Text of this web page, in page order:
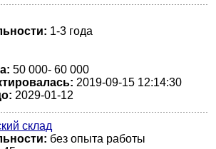
1-3 года
50 000- 60 000
2019-09-15 12:14:30
2029-01-12
склад
без опыта работы